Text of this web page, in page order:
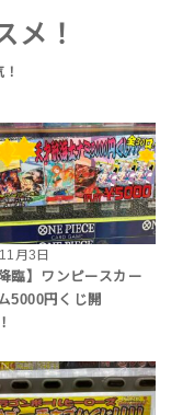
メ！
月3日
臨】ワンピースカー
5000円くじ開